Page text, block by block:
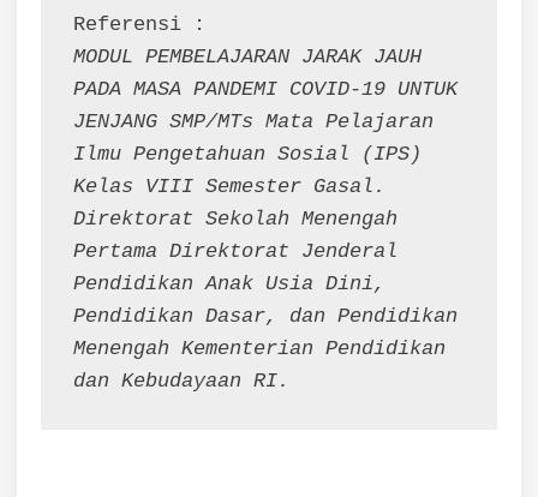
MODUL PEMBELAJARAN JARAK JAUH
PADA MASA PANDEMI COVID-19 UNTUK
JENJANG SMP/MTs Mata Pelajaran
Ilmu Pengetahuan Sosial (IPS)
Kelas VIII Semester Gasal.
Direktorat Sekolah Menengah
Pertama Direktorat Jenderal
Pendidikan Anak Usia Dini,
Pendidikan Dasar, dan Pendidikan
Menengah Kementerian Pendidikan
dan Kebudayaan RI.